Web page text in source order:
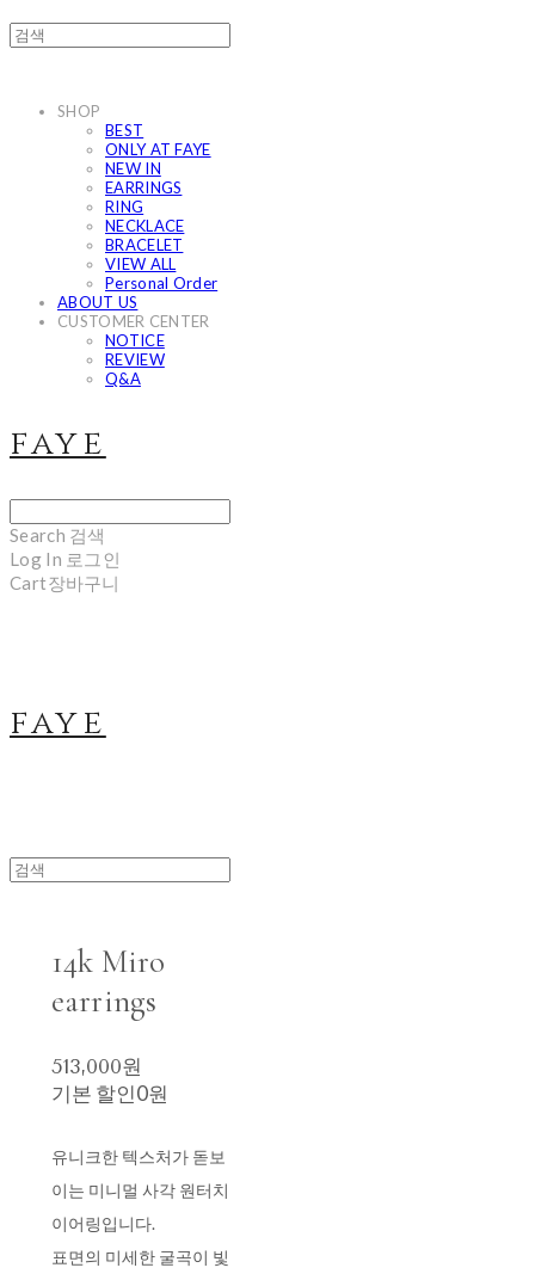
SHOP
BEST
ONLY AT FAYE
NEW IN
EARRINGS
RING
NECKLACE
BRACELET
VIEW ALL
Personal Order
ABOUT US
CUSTOMER CENTER
NOTICE
REVIEW
Q&A
faye
Search 검색
Log In 로그인
Cart장바구니
faye
14k Miro
earrings
513,000원
기본 할인0원
유니크한 텍스처가 돋보
이는 미니멀 사각 원터치
이어링입니다.
표면의 미세한 굴곡이 빛